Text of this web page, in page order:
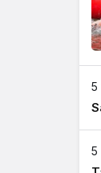
5
5